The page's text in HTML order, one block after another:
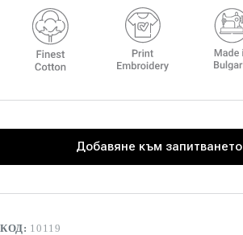
Добавяне към запитването
КОД: 10119